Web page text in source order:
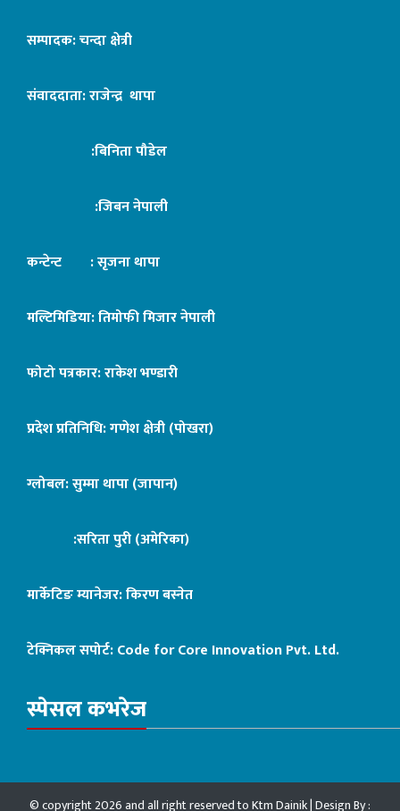
सम्पादक: चन्दा क्षेत्री
संवाददाता: राजेन्द्र थापा
:बिनिता पौडेल
:जिबन नेपाली
कन्टेन्ट : सृजना थापा
मल्टिमिडिया: तिमोफी मिजार नेपाली
फोटो पत्रकार: राकेश भण्डारी
प्रदेश प्रतिनिधि: गणेश क्षेत्री (पोखरा)
ग्लोबल: सुम्मा थापा (जापान)
:सरिता पुरी (अमेरिका)
मार्केटिङ म्यानेजर: किरण बस्नेत
टेक्निकल सपोर्ट:Code for Core Innovation Pvt. Ltd.
स्पेसल कभरेज
© copyright 2026 and all right reserved to Ktm Dainik | Design By :